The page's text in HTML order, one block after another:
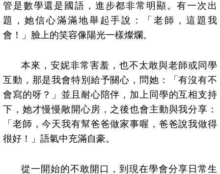
管是數學還是國語，進步都非常明顯。有一次出
題，她信心滿滿地舉起手說：「老師，這題我
會！」臉上的笑容像陽光一樣燦爛。
本來，安妮非常害羞，也不太敢與老師或同學
互動，那是我會特別給予關心，問她：「有沒有不
會寫的呀？」並且耐心陪伴，加上同學的互相支持
下，她才慢慢敞開心房，之後也會主動與我分享：
「老師，今天我有幫爸爸做家事喔，爸爸說我做得
很好！」語氣中充滿自豪。
從一開始的不敢開口，到現在學會分享日常生